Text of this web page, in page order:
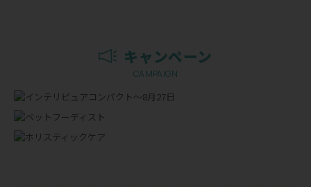
キャンペーン
CAMPAIGN